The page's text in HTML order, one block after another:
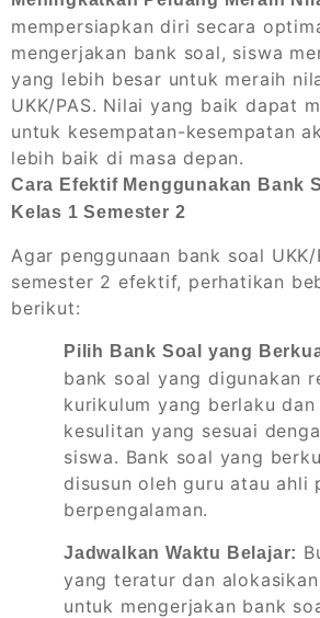
mempersiapkan diri secara
mengerjakan bank soal, siswa
yang lebih besar untuk meraih
UKK/PAS. Nilai yang baik dapat
untuk kesempatan-kesempatan
lebih baik di masa depan.
Cara Efektif Menggunakan Bank
Kelas 1 Semester 2
Agar penggunaan bank soal UKK/
semester 2 efektif, perhatikan
berikut:
Pilih Bank Soal yang
bank soal yang digunakan
kurikulum yang berlaku
kesulitan yang sesuai
siswa. Bank soal yang
disusun oleh guru atau ahli
berpengalaman.
Jadwalkan Waktu Belajar:
yang teratur dan
untuk mengerjakan bank